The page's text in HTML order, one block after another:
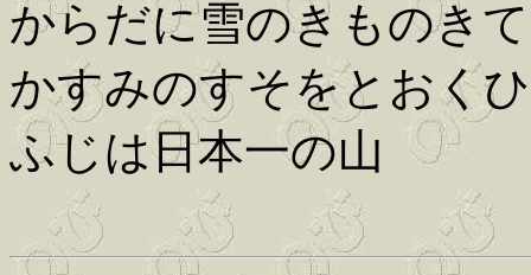
からだに雪のきものきて
かすみのすそをとおく
ふじは日本一の山